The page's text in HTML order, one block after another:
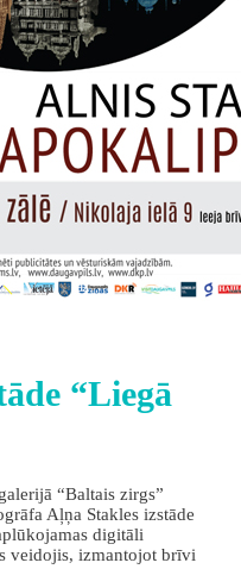
“Liegā
“Baltais zirgs”
Aļņa Stakles izstāde
digitāli
veidojis, izmantojot brīvi